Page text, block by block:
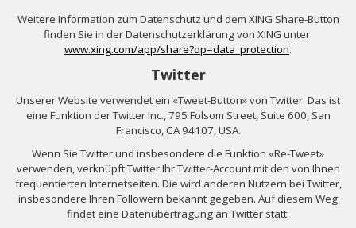
Weitere Information zum Datenschutz und dem XING Share-Button
finden Sie in der Datenschutzerklärung von XING unter:
www.xing.com/app/share?op=data_protection.
Twitter
Unserer Website verwendet ein «Tweet-Button» von Twitter. Das ist
eine Funktion der Twitter Inc., 795 Folsom Street, Suite 600, San
Francisco, CA 94107, USA.
Wenn Sie Twitter und insbesondere die Funktion «Re-Tweet»
verwenden, verknüpft Twitter Ihr Twitter-Account mit den von Ihnen
frequentierten Internetseiten. Die wird anderen Nutzern bei Twitter,
insbesondere Ihren Followern bekannt gegeben. Auf diesem Weg
findet eine Datenübertragung an Twitter statt.